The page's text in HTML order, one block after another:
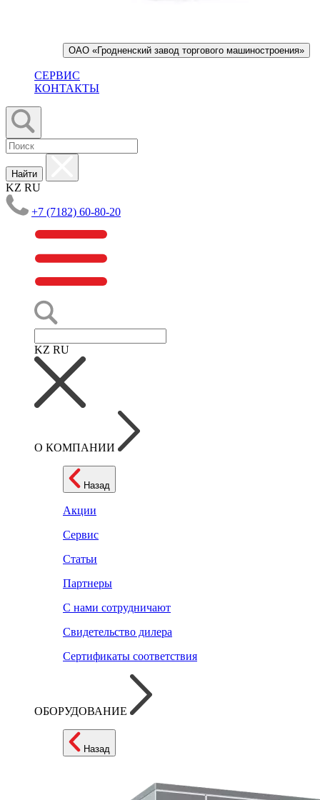
ОАО «Гродненский завод торгового машиностроения»
СЕРВИС
КОНТАКТЫ
Найти
KZ RU
+7 (7182) 60-80-20
KZ RU
О КОМПАНИИ
Назад
Акции
Сервис
Статьи
Партнеры
С нами сотрудничают
Свидетельство дилера
Сертификаты соответствия
ОБОРУДОВАНИЕ
Назад